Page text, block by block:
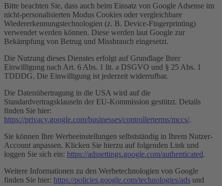
Bitte beachten Sie, dass auch beim Einsatz von Google Adsense im
nicht-personalisierten Modus Cookies oder vergleichbare
Wiedererkennungstechnologien (z. B. Device-Fingerprinting)
verwendet werden können. Diese werden laut Google zur
Bekämpfung von Betrug und Missbrauch eingesetzt.
Die Nutzung dieses Dienstes erfolgt auf Grundlage Ihrer
Einwilligung nach Art. 6 Abs. 1 lit. a DSGVO und § 25 Abs. 1
TDDDG. Die Einwilligung ist jederzeit widerrufbar.
Die Datenübertragung in die USA wird auf die
Standardvertragsklauseln der EU-Kommission gestützt. Details
finden Sie hier:
https://privacy.google.com/businesses/controllerterms/mccs/.
Sie können Ihre Werbeeinstellungen selbstständig in Ihrem Nutzer-
Account anpassen. Klicken Sie hierzu auf folgenden Link und
loggen Sie sich ein: https://adssettings.google.com/authenticated.
Weitere Informationen zu den Werbetechnologien von Google
finden Sie hier: https://policies.google.com/technologies/ads und